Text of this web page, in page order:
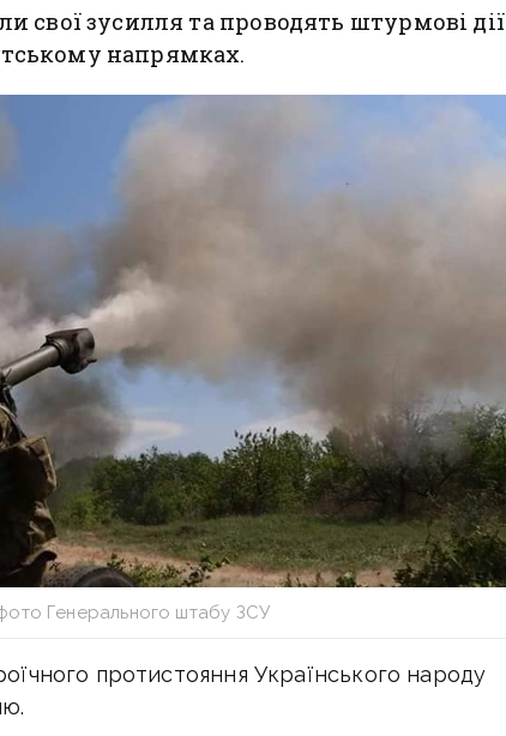
свої зусилля та проводять штурмові дії
напрямках.
Генерального штабу ЗСУ
протистояння Українського народу